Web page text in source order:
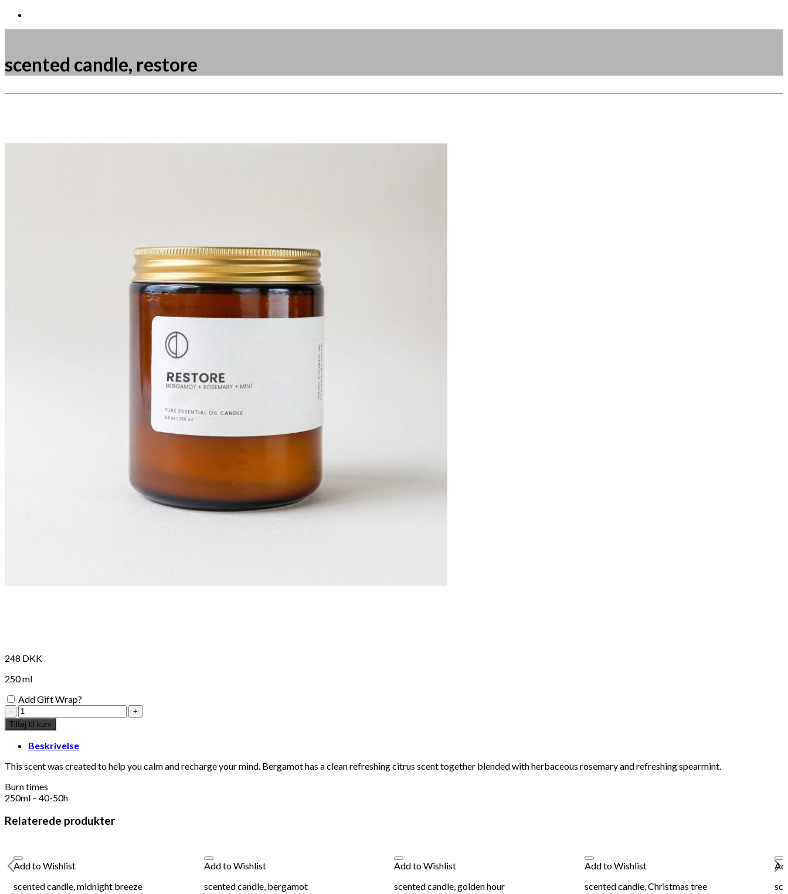
scented candle, restore
"Choucroute" Plakat - Peter Kjær-Andersen 70x100 cm
248 DKK
250 ml
Add Gift Wrap?
scented
candle,
restore
antal
Tilføj til kurv
Beskrivelse
This scent was created to help you calm and recharge your mind. Bergamot has a clean refreshing citrus scent together blended with herbaceous rosemary and refreshing spearmint.
Burn times
250ml – 40-50h
Relaterede produkter
Add to Wishlist
scented candle, midnight breeze
Add to Wishlist
scented candle, bergamot
Add to Wishlist
scented candle, golden hour
Add to Wishlist
scented candle, Christmas tree